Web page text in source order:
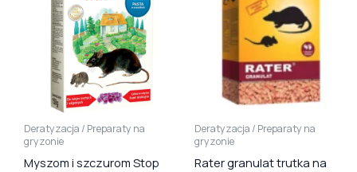
Deratyzacja / Preparaty na
gryzonie
Myszom i szczurom Stop
Deratyzacja / Preparaty na
gryzonie
Rater granulat trutka na